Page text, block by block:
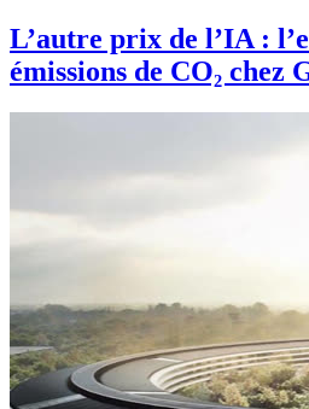
L’autre prix de l’IA :
émissions de CO₂ chez